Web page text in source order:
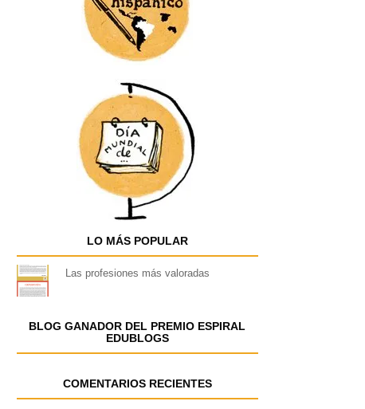
LO MÁS POPULAR
Las profesiones más valoradas
BLOG GANADOR DEL PREMIO ESPIRAL
EDUBLOGS
COMENTARIOS RECIENTES